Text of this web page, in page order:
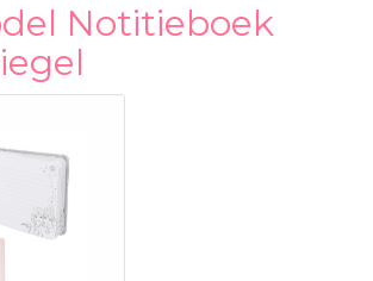
Notitieboek